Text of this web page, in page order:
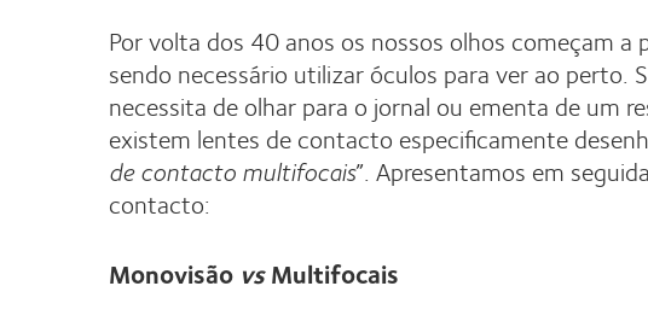
Por volta dos 40 anos os nossos olhos começam
sendo necessário utilizar óculos para ver ao
necessita de olhar para o jornal ou ementa de um
existem lentes de contacto especificamente
de contacto multifocais”. Apresentamos em
contacto:
Monovisão vsMultifocais